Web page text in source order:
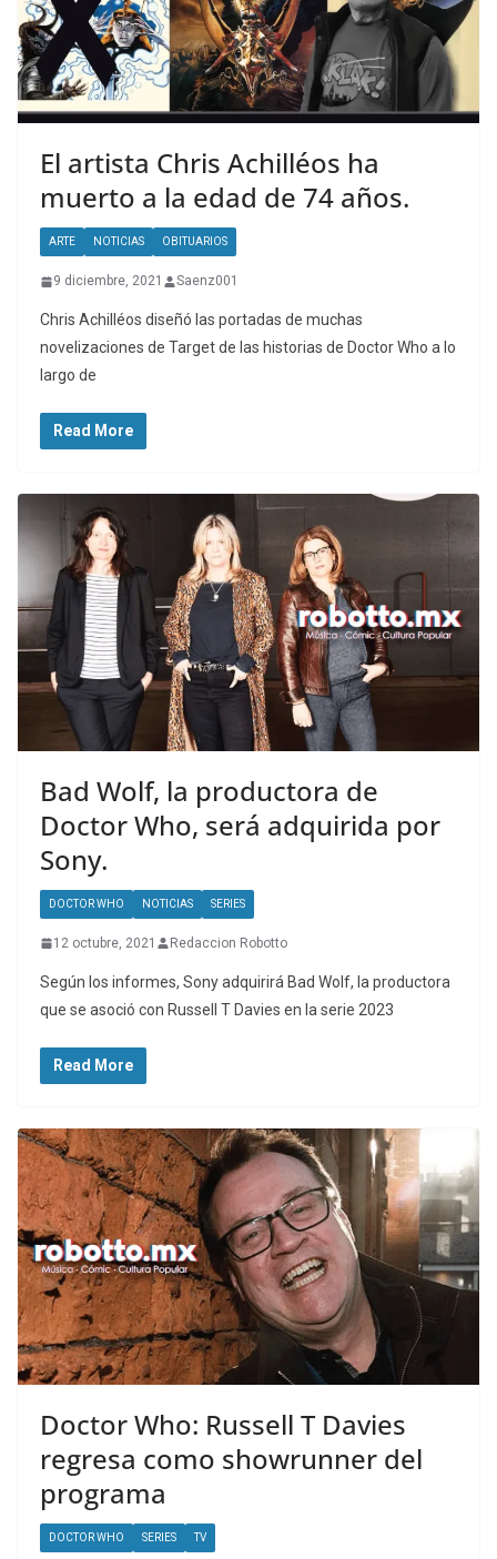
El artista Chris Achilléos ha
muerto a la edad de 74 años.
ARTE NOTICIAS OBITUARIOS
9 diciembre, 2021 Saenz001
Chris Achilléos diseñó las portadas de muchas
novelizaciones de Target de las historias de Doctor Who a lo
largo de
Read More
Bad Wolf, la productora de
Doctor Who, será adquirida por
Sony.
DOCTOR WHO NOTICIAS SERIES
12 octubre, 2021 Redaccion Robotto
Según los informes, Sony adquirirá Bad Wolf, la productora
que se asoció con Russell T Davies en la serie 2023
Read More
Doctor Who: Russell T Davies
regresa como showrunner del
programa
DOCTOR WHO SERIES TV